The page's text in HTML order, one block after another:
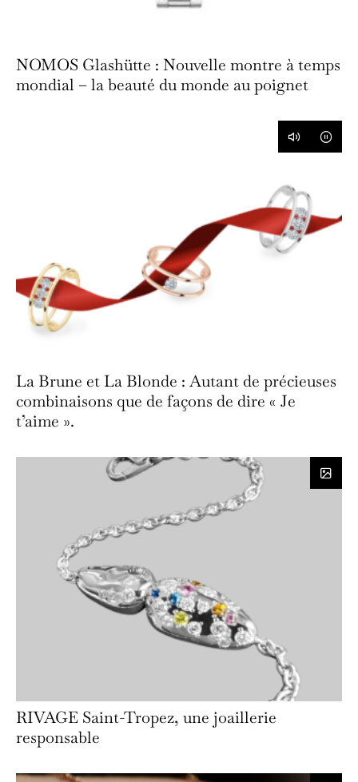
NOMOS Glashütte : Nouvelle montre à temps
mondial – la beauté du monde au poignet
La Brune et La Blonde : Autant de précieuses
combinaisons que de façons de dire « Je
t’aime ».
RIVAGE Saint-Tropez, une joaillerie
responsable